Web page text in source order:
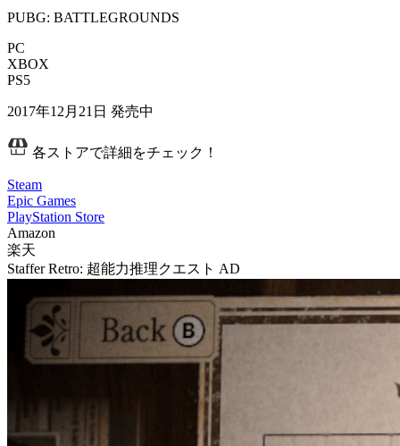
PUBG: BATTLEGROUNDS
PC
XBOX
PS5
2017年12月21日 発売中
各ストアで詳細をチェック！
Steam
Epic Games
PlayStation Store
Amazon
楽天
Staffer Retro: 超能力推理クエスト AD